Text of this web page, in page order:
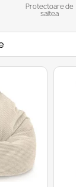
Protectoare de
saltea